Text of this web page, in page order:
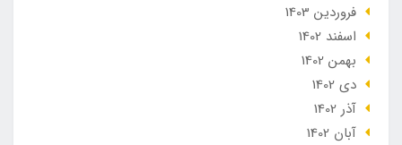
فروردین 1403
اسفند 1402
بهمن 1402
دی 1402
آذر 1402
آبان 1402